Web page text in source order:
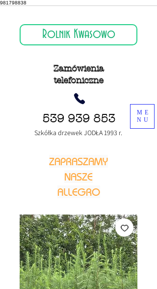
981798838
ME
NU
Rolnik Kwasowo
Szkółka drzewek JODŁA 1993 r.
Zamówienia
telefoniczne
539 939 853
ZAPRASZAMY
NASZE
ALLEGRO